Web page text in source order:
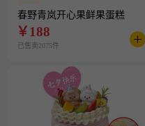
春野青岚开心果鲜果蛋糕
￥188
已售卖2075件